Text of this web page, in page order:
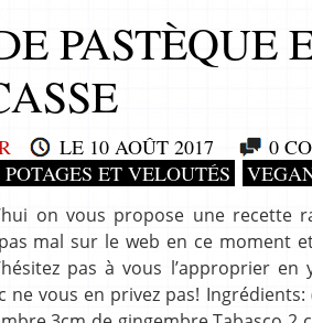
PASTÈQUE
LE 10 AOÛT 2017 0
POTAGES ET VELOUTÉS
on vous propose une recette
mal sur le web en ce moment
pas à vous l’approprier
vous en privez pas!